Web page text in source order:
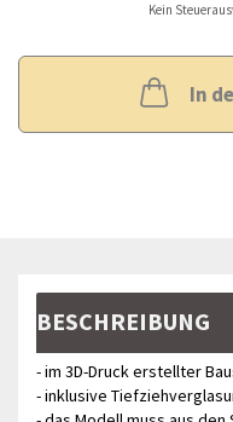
Kein
In
BESCHREIBUNG
- im 3D-Druck erstellter
- inklusive